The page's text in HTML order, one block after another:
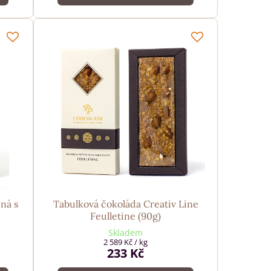
s
Tabulková čokoláda Creativ Line
Feulletine (90g)
Skladem
233 Kč
2 589 Kč/ kg